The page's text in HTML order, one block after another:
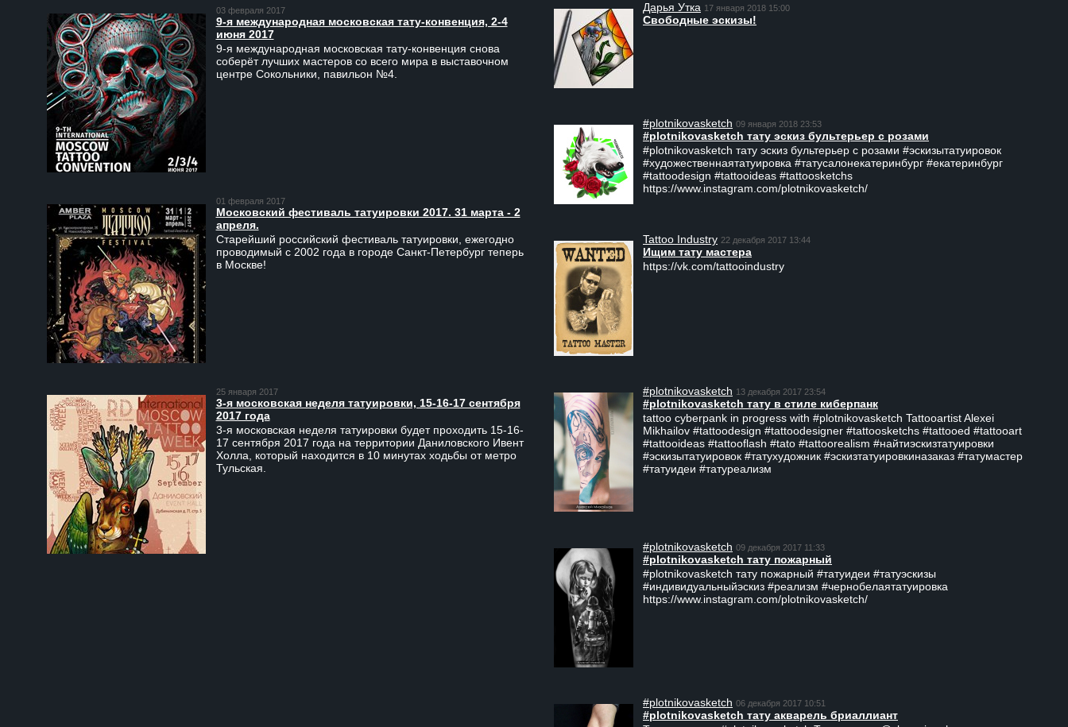
03 февраля 2017
9-я международная московская тату-конвенция, 2-4
июня 2017
9-я международная московская тату-конвенция снова
соберёт лучших мастеров со всего мира в выставочном
центре Сокольники, павильон №4.
01 февраля 2017
Московский фестиваль татуировки 2017. 31 марта - 2
апреля.
Старейший российский фестиваль татуировки, ежегодно
проводимый с 2002 года в городе Санкт-Петербург теперь
в Москве!
25 января 2017
3-я московская неделя татуировки, 15-16-17 сентября
2017 года
3-я московская неделя татуировки будет проходить 15-16-
17 сентября 2017 года на территории Даниловского Ивент
Холла, который находится в 10 минутах ходьбы от метро
Тульская.
Дарья Утка 17 января 2018 15:00
Свободные эскизы!
#plotnikovasketch 09 января 2018 23:53
#plotnikovasketch тату эскиз бультерьер с розами
#plotnikovasketch тату эскиз бультерьер с розами #эскизытатуировок
#художественнаятатуировка #татусалонекатеринбург #екатеринбург
#tattoodesign #tattooideas #tattoosketchs
https://www.instagram.com/plotnikovasketch/
Tattoo Industry 22 декабря 2017 13:44
Ищим тату мастера
https://vk.com/tattooindustry
#plotnikovasketch 13 декабря 2017 23:54
#plotnikovasketch тату в стиле киберпанк
tattoo cyberpank in progress with #plotnikovasketch Tattooartist Alexei
Mikhailov #tattoodesign #tattoodesigner #tattoosketchs #tattooed #tattooart
#tattooideas #tattooflash #tato #tattoorealism #найтиэскизтатуировки
#эскизытатуировок #татухудожник #эскизтатуировкиназаказ #татумастер
#татуидеи #татуреализм
#plotnikovasketch 09 декабря 2017 11:33
#plotnikovasketch тату пожарный
#plotnikovasketch тату пожарный #татуидеи #татуэскизы
#индивидуальныйэскиз #реализм #чернобелаятатуировка
https://www.instagram.com/plotnikovasketch/
#plotnikovasketch 06 декабря 2017 10:51
#plotnikovasketch тату акварель бриаллиант